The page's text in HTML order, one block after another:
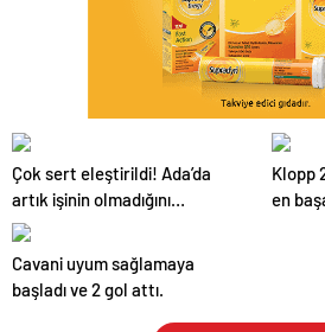
Çok sert eleştirildi! Ada’da
artık işinin olmadığını
düşünüyoruz!
Klopp
en
Cavani uyum sağlamaya
başladı ve 2 gol attı.